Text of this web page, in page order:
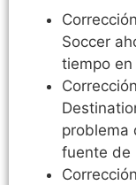
Soccer
tiempo
problema
fuente de